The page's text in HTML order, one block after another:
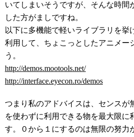
いてしまいそうですが、そんな時間
した方がましですね。
以下に多機能で軽いライブラリを挙
利用して、ちょこっとしたアニメー
う。
http://demos.mootools.net/
http://interface.eyecon.ro/demos
つまり私のアドバイスは、センスが
を使わずに利用できる物を最大限に
す。０から１にするのは無限の努力